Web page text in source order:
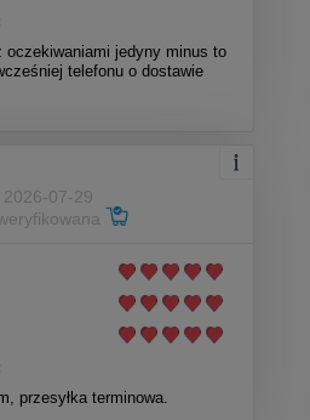
oczekiwaniami jedyny minus to
telefonu o dostawie
07-29
przesyłka terminowa.